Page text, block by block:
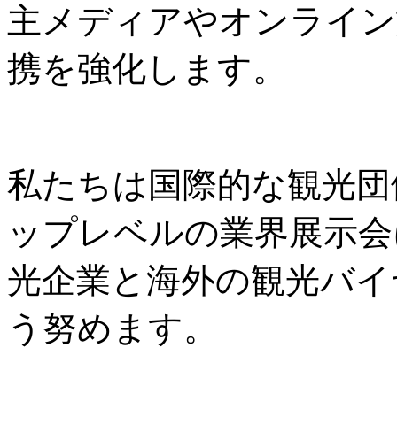
主メディアやオンライ
携を強化します。
私たちは国際的な観光
ップレベルの業界展示
光企業と海外の観光バ
う努めます。